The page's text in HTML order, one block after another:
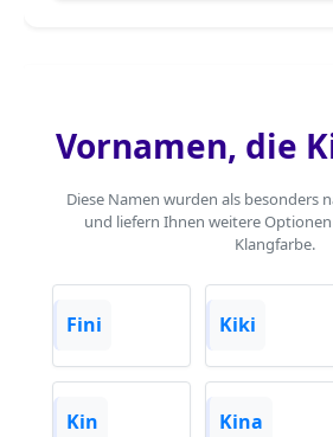
Vornamen, die
Diese Namen wurden als besonders
und liefern Ihnen weitere
Klangfarbe.
Fini Kiki
Kin Kina